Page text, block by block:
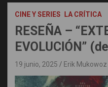
CINE Y SERIES LA CRÍTICA
RESEÑA –
EVOLUCIÓN”
19 junio, 2025 Erik Mukowoz